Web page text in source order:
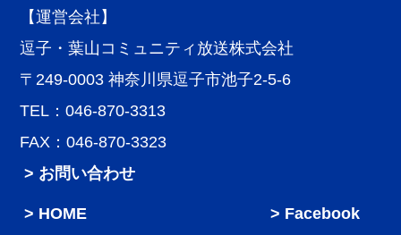
【運営会社】
逗子・葉山コミュニティ放送株式会社
〒249-0003 神奈川県逗子市池子2-5-6
TEL：046-870-3313
FAX：046-870-3323
> お問い合わせ
HOME
Facebook